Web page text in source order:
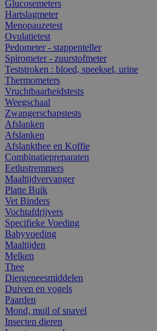
Glucosemeters
Hartslagmeter
Menopauzetest
Ovulatietest
Pedometer - stappenteller
Spirometer - zuurstofmeter
Teststroken : bloed, speeksel, urine
Thermometers
Vruchtbaarheidstests
Weegschaal
Zwangerschapstests
Afslanken
Afslanken
Afslankthee en Koffie
Combinatiepreparaten
Eetlustremmers
Maaltijdvervanger
Platte Buik
Vet Binders
Vochtafdrijvers
Specifieke Voeding
Babyvoeding
Maaltijden
Melken
Thee
Diergeneesmiddelen
Duiven en vogels
Paarden
Mond, muil of snavel
Insecten dieren